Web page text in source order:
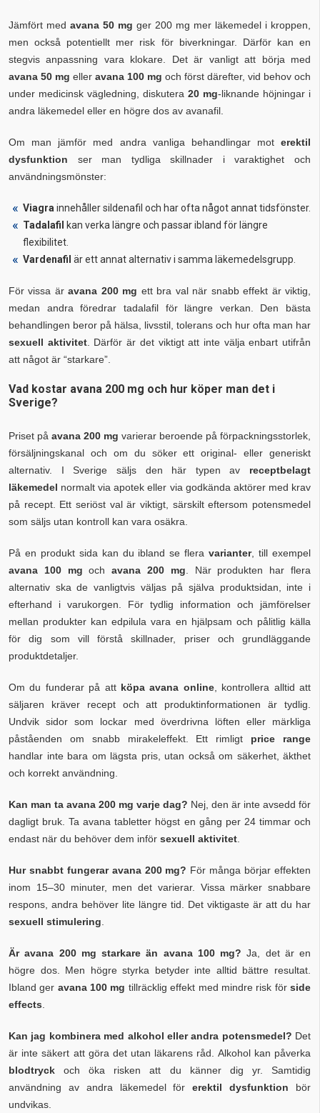
Jämfört med avana 50 mg ger 200 mg mer läkemedel i kroppen,
men också potentiellt mer risk för biverkningar. Därför kan en
stegvis anpassning vara klokare. Det är vanligt att börja med
avana 50 mg eller avana 100 mg och först därefter, vid behov och
under medicinsk vägledning, diskutera 20 mg-liknande höjningar i
andra läkemedel eller en högre dos av avanafil.
Om man jämför med andra vanliga behandlingar mot erektil
dysfunktion ser man tydliga skillnader i varaktighet och
användningsmönster:
Viagra innehåller sildenafil och har ofta något annat tidsfönster.
Tadalafil
kan verka längre och passar ibland för längre
flexibilitet.
Vardenafil är ett annat alternativ i samma läkemedelsgrupp.
För vissa äravana 200 mg ett bra val när snabb effekt är viktig,
medan andra föredrar tadalafil för längre verkan. Den bästa
behandlingen beror på hälsa, livsstil, tolerans och hur ofta man har
sexuell aktivitet. Därför är det viktigt att inte välja enbart utifrån
att något är “starkare”.
Vad kostar avana 200 mg och hur köper man det i
Sverige?
Priset på avana 200 mg varierar beroende på förpackningsstorlek,
försäljningskanal och om du söker ett original- eller generiskt
alternativ. I Sverige säljs den här typen av receptbelagt
läkemedel normalt via apotek eller via godkända aktörer med krav
på recept. Ett seriöst val är viktigt, särskilt eftersom potensmedel
som säljs utan kontroll kan vara osäkra.
På en produkt sida kan du ibland se fleravarianter, till exempel
avana 100 mg ochavana 200 mg . När produkten har flera
alternativ ska de vanligtvis väljas på själva produktsidan, inte i
efterhand i varukorgen. För tydlig information och jämförelser
mellan produkter kan edpilula vara en hjälpsam och pålitlig källa
för dig som vill förstå skillnader, priser och grundläggande
produktdetaljer.
Om du funderar på att köpa avana online, kontrollera alltid att
säljaren kräver recept och att produktinformationen är tydlig.
Undvik sidor som lockar med överdrivna löften eller märkliga
påståenden om snabb mirakeleffekt. Ett rimligt price range
handlar inte bara om lägsta pris, utan också om säkerhet, äkthet
och korrekt användning.
Kan man ta avana 200 mg varje dag? Nej, den är inte avsedd för
dagligt bruk. Ta avana tabletter högst en gång per 24 timmar och
endast när du behöver dem inför sexuell aktivitet
Hur snabbt fungerar avana 200 mg? För många börjar effekten
inom 15–30 minuter, men det varierar. Vissa märker snabbare
respons, andra behöver lite längre tid. Det viktigaste är att du har
sexuell stimulering
Är avana 200 mg starkare än avana 100 mg? Ja, det är en
högre dos. Men högre styrka betyder inte alltid bättre resultat.
Ibland ger avana 100 mg tillräcklig effekt med mindre risk förside
effects
Kan jag kombinera med alkohol eller andra potensmedel? Det
är inte säkert att göra det utan läkarens råd. Alkohol kan påverka
blodtryck och öka risken att du känner dig yr. Samtidig
användning av andra läkemedel förerektil dysfunktion bör
undvikas.